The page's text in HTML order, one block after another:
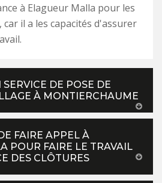
à Elagueur Malla pour les
il a les capacités d'assurer
SERVICE DE POSE DE
À MONTIERCHAUME
FAIRE APPEL À
POUR FAIRE LE TRAVAIL
DES CLÔTURES